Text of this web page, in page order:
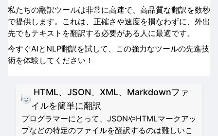
私たちの翻訳ツールは非常に高速で、高品質な翻訳を数秒
で提供します。これは、正確さや速度を損なわずに、外出
先でもテキストを翻訳する必要がある人に最適です。
今すぐAIとNLP翻訳を試して、この強力なツールの先進技
術を体験してください！
HTML、JSON、XML、Markdownファ
イルを簡単に翻訳
プログラマーにとって、JSONやHTMLマークアッ
プなどの特定のファイルを翻訳するのは難しいこ